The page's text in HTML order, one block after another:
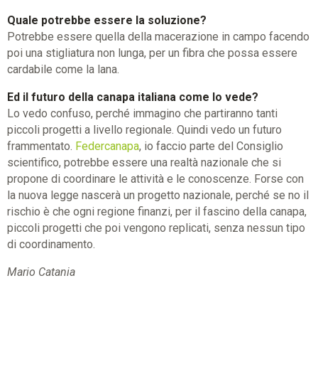
Quale potrebbe essere la soluzione?
Potrebbe essere quella della macerazione in campo facendo
poi una stigliatura non lunga, per un fibra che possa essere
cardabile come la lana.
Ed il futuro della canapa italiana come lo vede?
Lo vedo confuso, perché immagino che partiranno tanti
piccoli progetti a livello regionale. Quindi vedo un futuro
frammentato. Federcanapa, io faccio parte del Consiglio
scientifico, potrebbe essere una realtà nazionale che si
propone di coordinare le attività e le conoscenze. Forse con
la nuova legge nascerà un progetto nazionale, perché se no il
rischio è che ogni regione finanzi, per il fascino della canapa,
piccoli progetti che poi vengono replicati, senza nessun tipo
di coordinamento.
Mario Catania